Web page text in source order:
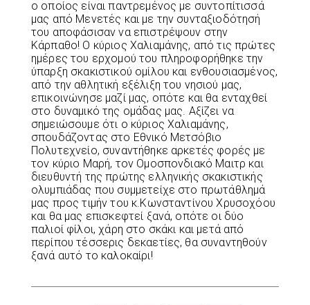
ο οποίος είναι παντρεμένος με συντοπίτισσά
μας από Μενετές και με την συνταξιοδότησή
του αποφάσισαν να επιστρέψουν στην
Κάρπαθο! Ο κύριος Χαλιαμάνης, από τις πρώτες
ημέρες του ερχομού του πληροφορήθηκε την
ύπαρξη σκακιστικού ομίλου και ενθουσιασμένος,
από την αθλητική εξέλιξη του νησιού μας,
επικοινώνησε μαζί μας, οπότε και θα ενταχθεί
στο δυναμικό της ομάδας μας. Αξίζει να
σημειώσουμε ότι ο κύριος Χαλιαμάνης,
σπουδάζοντας στο Εθνικό Μετσόβιο
Πολυτεχνείο, συναντήθηκε αρκετές φορές με
τον κύριο Μαρή, τον Ομοσπονδιακό Μαιτρ και
διευθυντή της πρώτης ελληνικής σκακιστικής
ολυμπιάδας που συμμετείχε στο πρωτάθλημά
μας προς τιμήν του κ.Κωνσταντίνου Χρυσοχόου
και θα μας επισκεφτεί ξανά, οπότε οι δύο
παλιοί φίλοι, χάρη στο σκάκι και μετά από
περίπου τέσσερις δεκαετίες, θα συναντηθούν
ξανά αυτό το καλοκαίρι!